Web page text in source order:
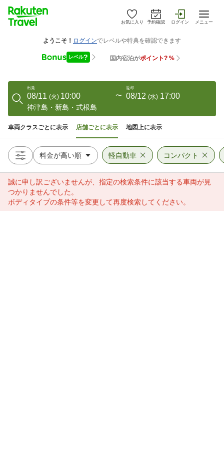
お気に入り 予約確認 ログイン メニュー
出発
08/11 (火) 10:00 〜
返却
08/12 (水) 17:00
神津島・新島・式根島
車両クラスごとに表示 店舗ごとに表示 地図上に表示
軽自動車 コンパクト
誠に申し訳ございませんが、指定の検索条件に該当する車両が見
つかりませんでした。
ボディタイプの条件等を変更して再度検索してください。